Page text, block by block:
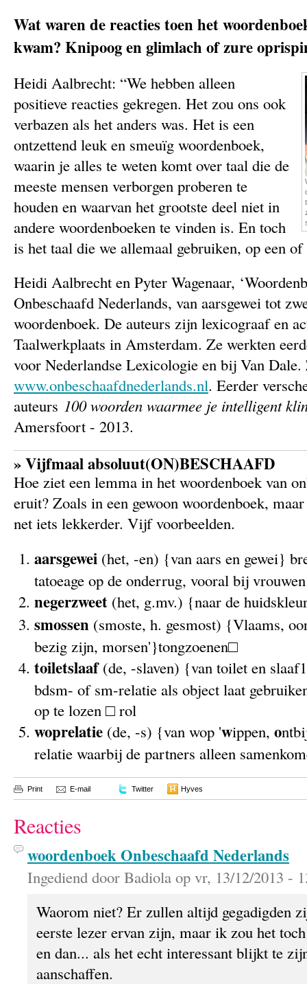
Wat waren de reacties toen het
kwam? Knipoog en glimlach of zure
Heidi Aalbrecht: “We hebben alleen
positieve reacties gekregen. Het zou ons ook
verbazen als het anders was. Het is een
ontzettend leuk en smeuïg woordenboek,
waarin je alles te weten komt over taal die de
meeste mensen verborgen proberen te
houden en waarvan het grootste deel niet in
andere woordenboeken te vinden is. En toch
is het taal die we allemaal gebruiken, op een
Heidi Aalbrecht en Pyter Wagenaar,
Onbeschaafd Nederlands, van aarsgewei tot
woordenboek. De auteurs zijn lexicograaf en
Taalwerkplaats in Amsterdam. Ze werkten
voor Nederlandse Lexicologie en bij Van
www.onbeschaafdnederlands.nl. Eerder
auteurs 100 woorden waarmee je intelligent
Amersfoort - 2013.
» Vijfmaal absoluut(ON)BESCHAAFD
Hoe ziet een lemma in het woordenboek van
eruit? Zoals in een gewoon woordenboek,
net iets lekkerder. Vijf voorbeelden.
aarsgewei (het, -en) {van aars en gewei}
tatoeage op de onderrug, vooral bij
negerzweet (het, g.mv.) {naar de
smossen (smoste, h. gesmost) {Vlaams,
bezig zijn, morsen'}tongzoenen□
toiletslaaf(de, -slaven) {van toilet en
bdsm- of sm-relatie als object laat
op te lozen □ rol
woprelatie (de, -s) {van wop 'wippen, o
relatie waarbij de partners alleen
Print E-mail Twitter Hyves
Reacties
woordenboek Onbeschaafd Nederlands
Ingediend door Badiola op vr, 13/12/2013 -
Waorom niet? Er zullen altijd gegadigden
eerste lezer ervan zijn, maar ik zou het
en dan... als het echt interessant blijkt te
aanschaffen.